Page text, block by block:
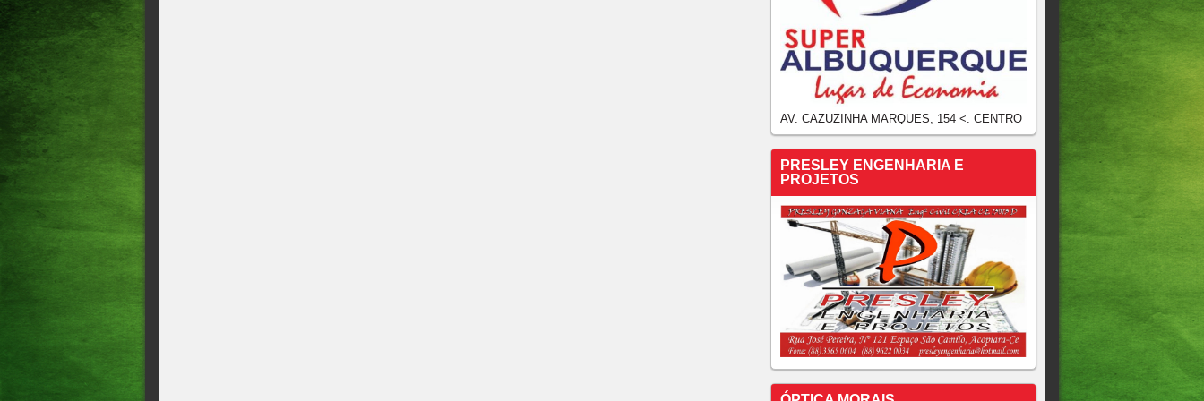
AV. CAZUZINHA MARQUES, 154 <. CENTRO
PRESLEY ENGENHARIA E
PROJETOS